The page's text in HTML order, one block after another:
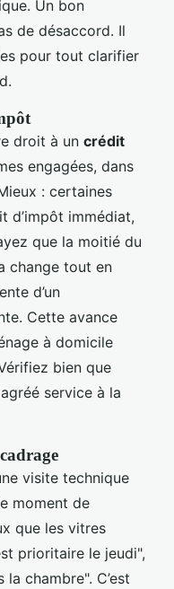
Un bon
de désaccord. Il
pour tout clarifier
droit à un crédit
engagées, dans
: certaines
d’impôt immédiat,
que la moitié du
change tout en
d’un
Cette avance
à domicile
bien que
service à la
visite technique
moment de
que les vitres
prioritaire le jeudi",
chambre". C’est